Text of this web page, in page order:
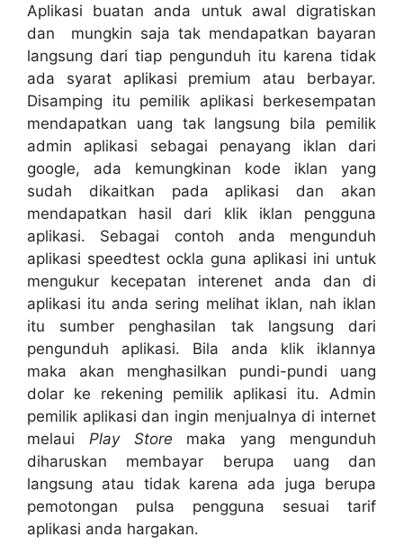
Aplikasi buatan anda untuk awal digratiskan
dan mungkin saja tak mendapatkan bayaran
langsung dari tiap pengunduh itu karena tidak
ada syarat aplikasi premium atau berbayar.
Disamping itu pemilik aplikasi berkesempatan
mendapatkan uang tak langsung bila pemilik
admin aplikasi sebagai penayang iklan dari
google, ada kemungkinan kode iklan yang
sudah dikaitkan pada aplikasi dan akan
mendapatkan hasil dari klik iklan pengguna
aplikasi. Sebagai contoh anda mengunduh
aplikasi speedtest ockla guna aplikasi ini untuk
mengukur kecepatan interenet anda dan di
aplikasi itu anda sering melihat iklan, nah iklan
itu sumber penghasilan tak langsung dari
pengunduh aplikasi. Bila anda klik iklannya
maka akan menghasilkan pundi-pundi uang
dolar ke rekening pemilik aplikasi itu. Admin
pemilik aplikasi dan ingin menjualnya di internet
melaui Play Store maka yang mengunduh
diharuskan membayar berupa uang dan
langsung atau tidak karena ada juga berupa
pemotongan pulsa pengguna sesuai tarif
aplikasi anda hargakan.